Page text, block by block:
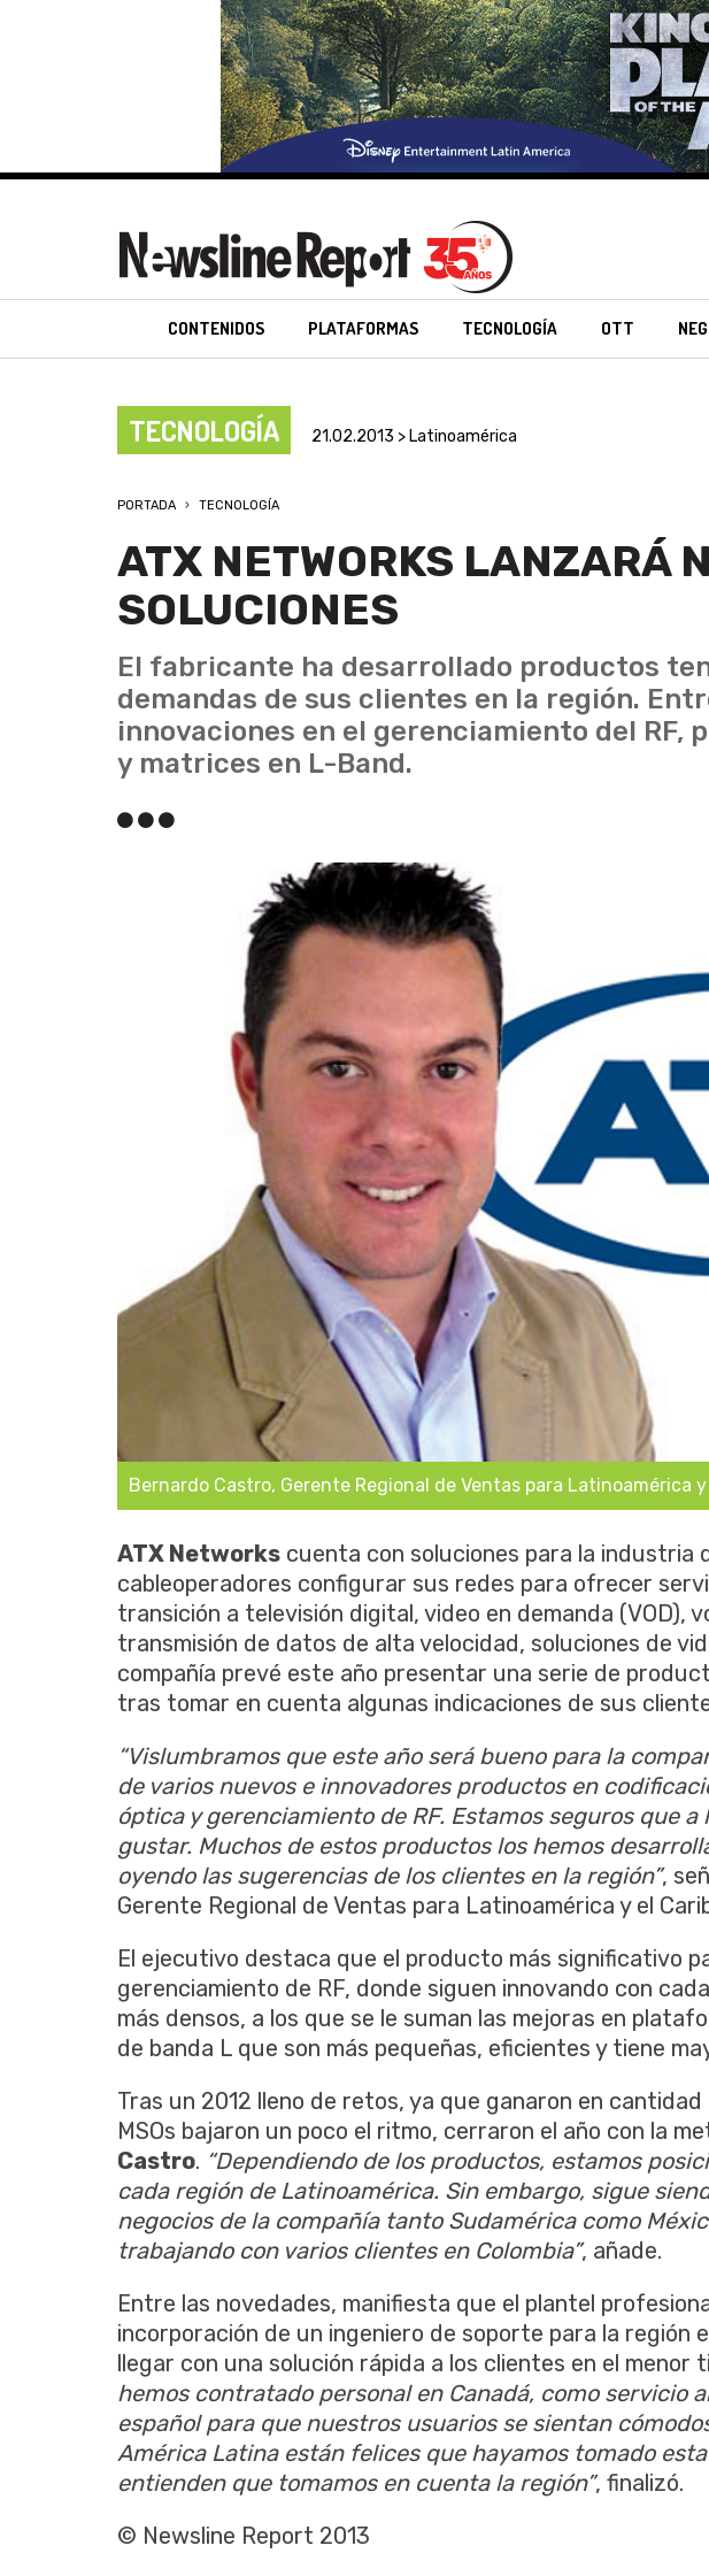
CONTENIDOS PLATAFORMAS TECNOLOGÍA OTT
TECNOLOGÍA 21.02.2013 > Latinoamérica
PORTADA TECNOLOGÍA
ATX NETWORKS LANZARÁ
SOLUCIONES
El fabricante ha desarrollado productos
demandas de sus clientes en la región.
innovaciones en el gerenciamiento del RF,
y matrices en L-Band.
Bernardo Castro, Gerente Regional de Ventas para Latinoamérica
ATX Networks cuenta con soluciones para la industria
cableoperadores configurar sus redes para ofrecer
transición a televisión digital, video en demanda (VOD),
transmisión de datos de alta velocidad, soluciones de
compañía prevé este año presentar una serie de
tras tomar en cuenta algunas indicaciones de sus
“Vislumbramos que este año será bueno para la
de varios nuevos e innovadores productos en
óptica y gerenciamiento de RF. Estamos seguros que a
gustar. Muchos de estos productos los hemos
oyendo las sugerencias de los clientes en la región”,
Gerente Regional de Ventas para Latinoamérica y el
El ejecutivo destaca que el producto más significativo
gerenciamiento de RF, donde siguen innovando con
más densos, a los que se le suman las mejoras en
de banda L que son más pequeñas, eficientes y tiene
Tras un 2012 lleno de retos, ya que ganaron en
MSOs bajaron un poco el ritmo, cerraron el año con la
Castro. “Dependiendo de los productos, estamos
cada región de Latinoamérica. Sin embargo, sigue
negocios de la compañía tanto Sudamérica como
trabajando con varios clientes en Colombia”, añade.
Entre las novedades, manifiesta que el plantel
incorporación de un ingeniero de soporte para la región
llegar con una solución rápida a los clientes en el menor
hemos contratado personal en Canadá, como servicio
español para que nuestros usuarios se sientan
América Latina están felices que hayamos tomado
entienden que tomamos en cuenta la región”, finalizó.
© Newsline Report 2013